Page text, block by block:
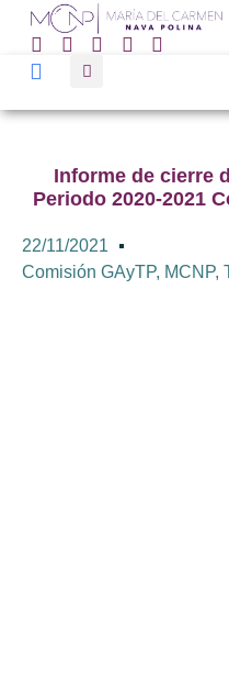
Informe de cierre
Periodo 2020-2021
22/11/2021
Comisión GAyTP, MCNP,